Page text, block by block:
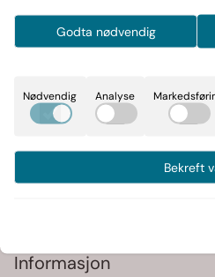
5 stk microfiberklut for rens av
Les mer
-
Informasjon
Godta nødvendig
Nødvendig Analyse
Bekreft